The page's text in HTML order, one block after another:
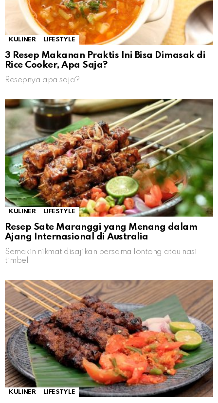
KULINER LIFESTYLE
3 Resep Makanan Praktis Ini Bisa Dimasak di
Rice Cooker, Apa Saja?
Resepnya apa saja?
KULINER LIFESTYLE
Resep Sate Maranggi yang Menang dalam
Ajang Internasional di Australia
Semakin nikmat disajikan bersama lontong atau nasi
timbel
KULINER LIFESTYLE